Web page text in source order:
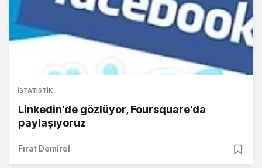
İSTATISTIK
Linkedin'de gözlüyor, Foursquare'da
paylaşıyoruz
Fırat Demirel